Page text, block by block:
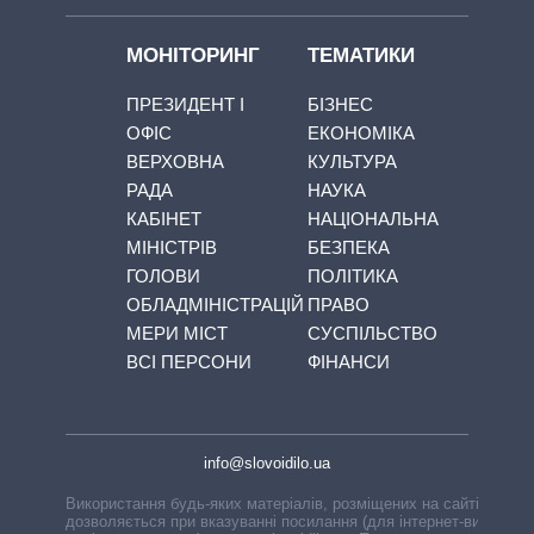
МОНІТОРИНГ
ПРЕЗИДЕНТ І
ОФІС
ВЕРХОВНА
РАДА
КАБІНЕТ
МІНІСТРІВ
ГОЛОВИ
ОБЛАДМІНІСТРАЦІЙ
МЕРИ МІСТ
ВСІ ПЕРСОНИ
ТЕМАТИКИ
БІЗНЕС
ЕКОНОМІКА
КУЛЬТУРА
НАУКА
НАЦІОНАЛЬНА
БЕЗПЕКА
ПОЛІТИКА
ПРАВО
СУСПІЛЬСТВО
ФІНАНСИ
info@slovoidilo.ua
Використання будь-яких матеріалів, розміщених на сайті,
дозволяється при вказуванні посилання (для інтернет-видань